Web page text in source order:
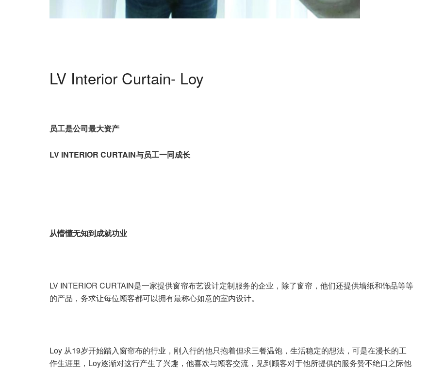
LV Interior Curtain- Loy
员工是公司最大资产
LV INTERIOR CURTAIN与员工一同成长
从懵懂无知到成就功业
LV INTERIOR CURTAIN是一家提供窗帘布艺设计定制服务的企业，除了窗帘，他们还提供墙纸和饰品等等
的产品，务求让每位顾客都可以拥有最称心如意的室内设计。
Loy 从19岁开始踏入窗帘布的行业，刚入行的他只抱着但求三餐温饱，生活稳定的想法，可是在漫长的工
作生涯里，Loy逐渐对这行产生了兴趣，他喜欢与顾客交流，见到顾客对于他所提供的服务赞不绝口之际他